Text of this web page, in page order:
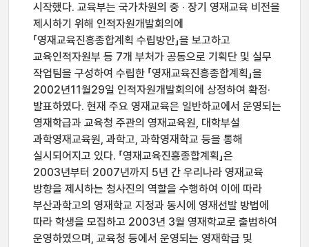
시작했다. 교육부는 국가차원의 중 · 장기 영재교육 비전을
제시하기 위해 인적자원개발회의에
「영재교육진흥종합계획 수립방안」을 보고하고
교육인적자원부 등 7개 부처가 공동으로 기획단 및 실무
작업팀을 구성하여 수립한 「영재교육진흥종합계획」을
2002년11월29일 인적자원개발회의에 상정하여 확정·
발표하였다. 현재 주요 영재교육은 일반하교에서 운영되는
영재학급과 교육청 주관의 영재교육원, 대학부설
과학영재교육원, 과학고, 과학영재학교 등을 통해
실시되어지고 있다. 「영재교육진흥종합계획」은
2003년부터 2007년까지 5년 간 우리나라 영재교육
방향을 제시하는 청사진의 역할을 수행하여 이에 따라
부산과학고의 영재학교 지정과 동시에 영재선발 방법에
따라 학생을 모집하고 2003년 3월 영재학교로 출범하여
운영하였으며, 교육청 등에서 운영되는 영재학급 및